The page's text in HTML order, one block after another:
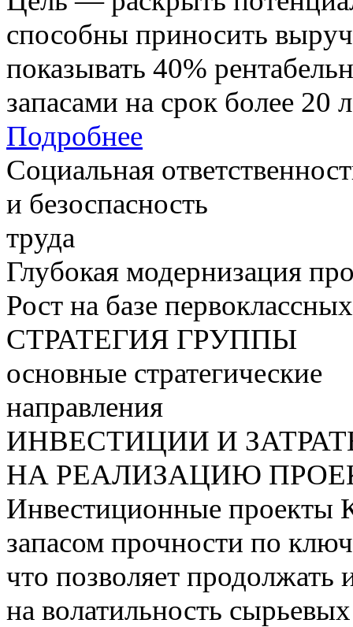
способны приносить
показывать 40%
запасами на срок более 20
Подробнее
Социальная
и безоспасность
труда
Глубокая модернизация
Рост на базе
СТРАТЕГИЯ ГРУППЫ
основные стратегические
направления
ИНВЕСТИЦИИ И
НА РЕАЛИЗАЦИЮ
Инвестиционные проекты
запасом прочности по
что позволяет продолжать
на волатильность